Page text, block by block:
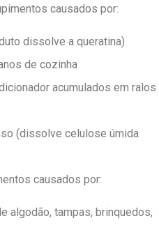
causados por:
dissolve a queratina)
de cozinha
acumulados em ralos
(dissolve celulose úmida
causados por:
algodão, tampas, brinquedos,